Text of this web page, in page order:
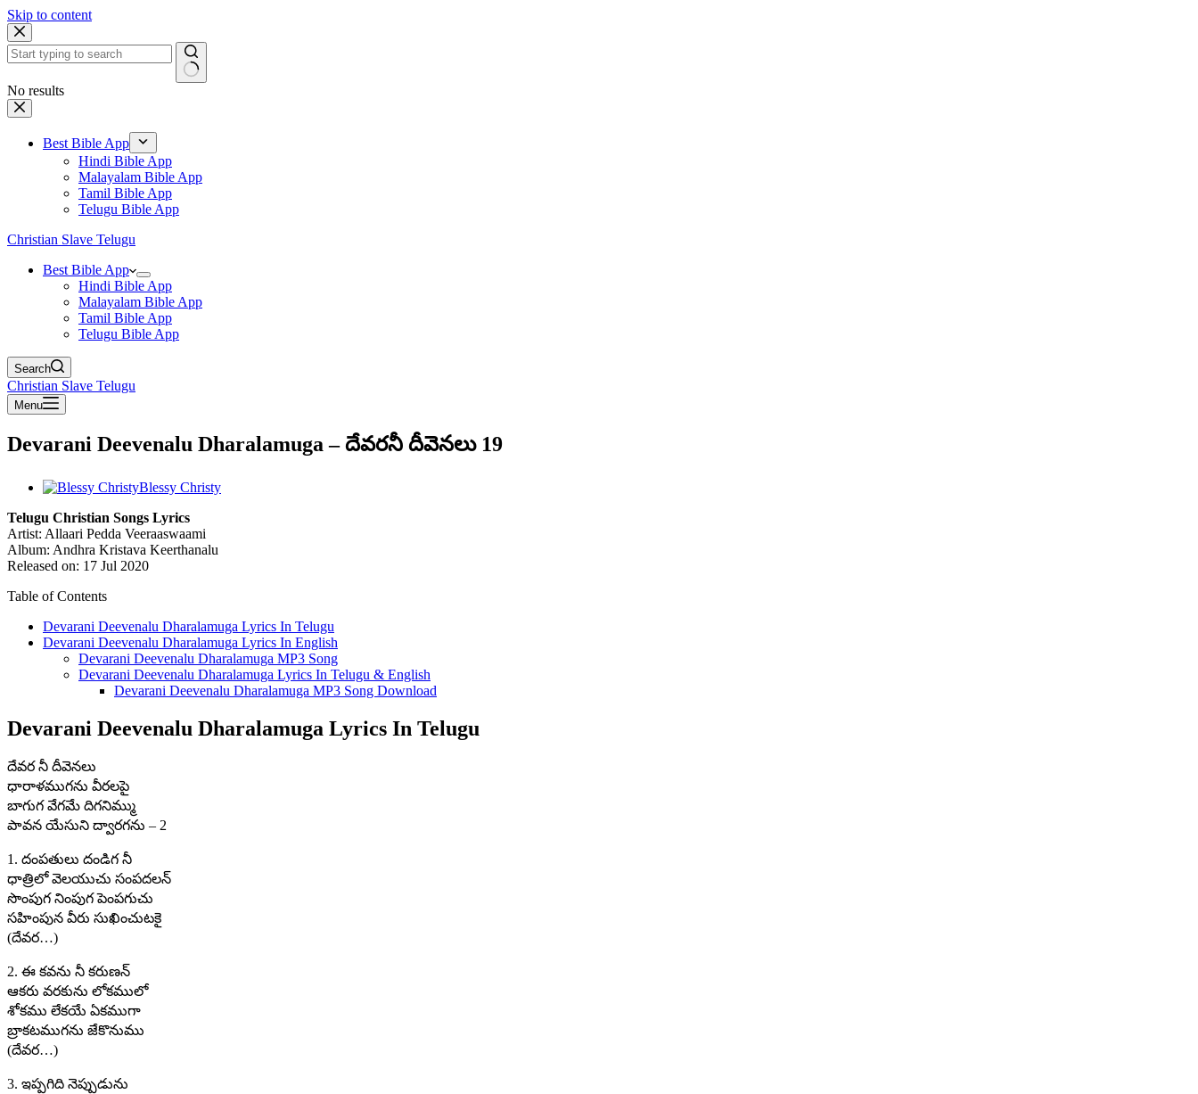
Skip to content
No results
Best Bible App
Hindi Bible App
Malayalam Bible App
Tamil Bible App
Telugu Bible App
Christian Slave Telugu
Best Bible App
Hindi Bible App
Malayalam Bible App
Tamil Bible App
Telugu Bible App
Search
Christian Slave Telugu
Menu
Devarani Deevenalu Dharalamuga – దేవరనీ దీవెనలు 19
Blessy Christy
Telugu Christian Songs Lyrics
Artist: Allaari Pedda Veeraaswaami
Album: Andhra Kristava Keerthanalu
Released on: 17 Jul 2020
Table of Contents
Devarani Deevenalu Dharalamuga Lyrics In Telugu
Devarani Deevenalu Dharalamuga Lyrics In English
Devarani Deevenalu Dharalamuga MP3 Song
Devarani Deevenalu Dharalamuga Lyrics In Telugu & English
Devarani Deevenalu Dharalamuga MP3 Song Download
Devarani Deevenalu Dharalamuga Lyrics In Telugu
దేవర నీ దీవెనలు
ధారాళముగను వీరలపై
బాగుగ వేగమే దిగనిమ్ము
పావన యేసుని ద్వారగను – 2
1. దంపతులు దండిగ నీ
ధాత్రిలో వెలయుచు సంపదలన్
సొంపుగ నింపుగ పెంపగుచు
సహింపున వీరు సుఖించుటకై
(దేవర…)
2. ఈ కవను నీ కరుణన్
ఆకరు వరకును లోకములో
శోకము లేకయే ఏకముగా
బ్రాకటముగను జేకొనుము
(దేవర…)
3. ఇప్పగిది నెప్పుడును